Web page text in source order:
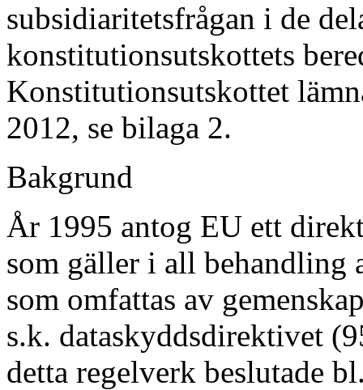
subsidiaritetsfrågan i de
konstitutionsutskottets
Konstitutionsutskottet
2012, se bilaga 2.
Bakgrund
År 1995 antog EU ett
som gäller i all behandling
som omfattas av
s.k. dataskyddsdirektivet
detta regelverk beslutade